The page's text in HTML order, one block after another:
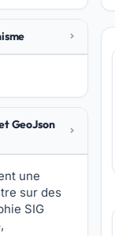
GeoJson
une
sur des
SIG